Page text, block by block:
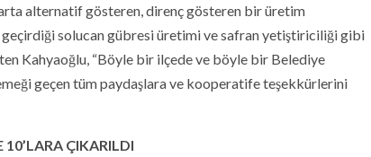
alternatif gösteren, direnç gösteren bir üretim
geçirdiği solucan gübresi üretimi ve safran yetiştiriciliği gibi
Kahyaoğlu, “Böyle bir ilçede ve böyle bir Belediye
geçen tüm paydaşlara ve kooperatife teşekkürlerini
10’LARA ÇIKARILDI